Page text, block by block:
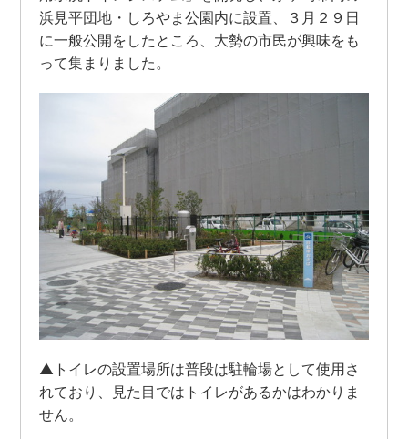
浜見平団地・しろやま公園内に設置、３月２９日
に一般公開をしたところ、大勢の市民が興味をも
って集まりました。
▲トイレの設置場所は普段は駐輪場として使用さ
れており、見た目ではトイレがあるかはわかりま
せん。